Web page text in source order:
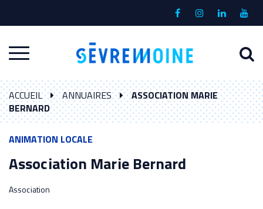
Lien
compte
Lien
Lien
compte
Lien
la
Aller
à
la
navigation
à
ACCUEIL ANNUAIRES
ASSOCIATION MARIE
BERNARD
ANIMATION LOCALE
Association Marie Bernard
Association